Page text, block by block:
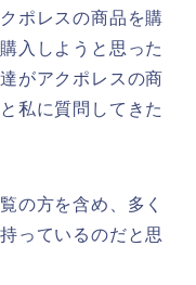
ポレスの商品を購
入しようと思った
がアクポレスの商
私に質問してきた
の方を含め、多く
っているのだと思